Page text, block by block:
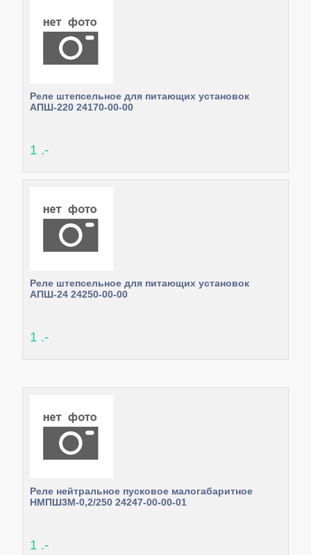
Реле штепсельное для питающих установок
АПШ-220 24170-00-00
1 .-
Реле штепсельное для питающих установок
АПШ-24 24250-00-00
1 .-
Реле нейтральное пусковое малогабаритное
НМПШ3М-0,2/250 24247-00-00-01
1 .-